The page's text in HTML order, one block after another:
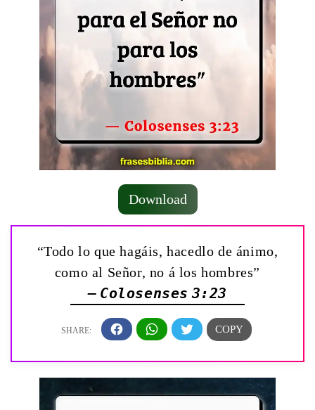
Download
“Todo lo que hagáis, hacedlo de ánimo,
como al Señor, no á los hombres”
— Colosenses 3:23